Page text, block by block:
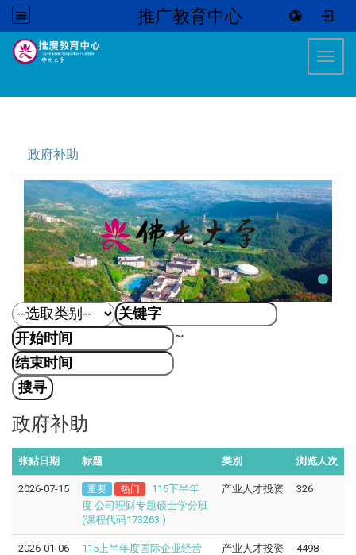
推广教育中心
政府补助
~
政府补助
张贴日期 标题 类别 浏览人次
2026-07-15 重要 热门
115下半年
度 公司理财专题硕士学分班
(课程代码173263 )
产业人才投资 326
2026-01-06
115上半年度国际企业经营
产业人才投资 4498